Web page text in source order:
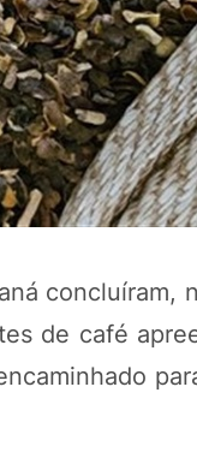
concluíram,
de café